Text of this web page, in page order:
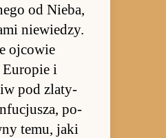
od Nie­ba,
nie­wie­dzy.
oj­cowie
i
pod zlaty­
po­
te­mu, jaki